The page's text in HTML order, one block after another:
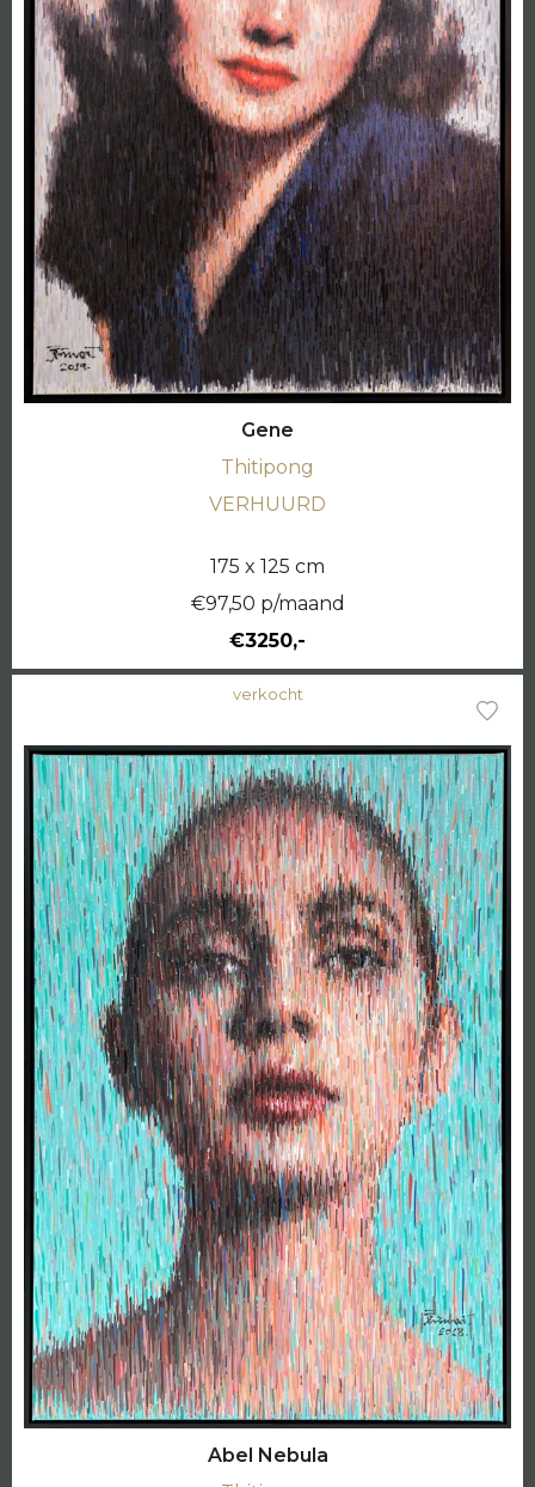
Gene
Thitipong
VERHUURD
175 x 125 cm
€97,50 p/maand
€3250,-
verkocht
Abel Nebula